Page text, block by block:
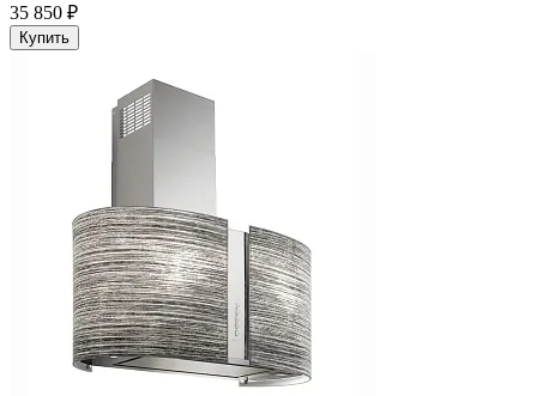
35 850 ₽
Купить